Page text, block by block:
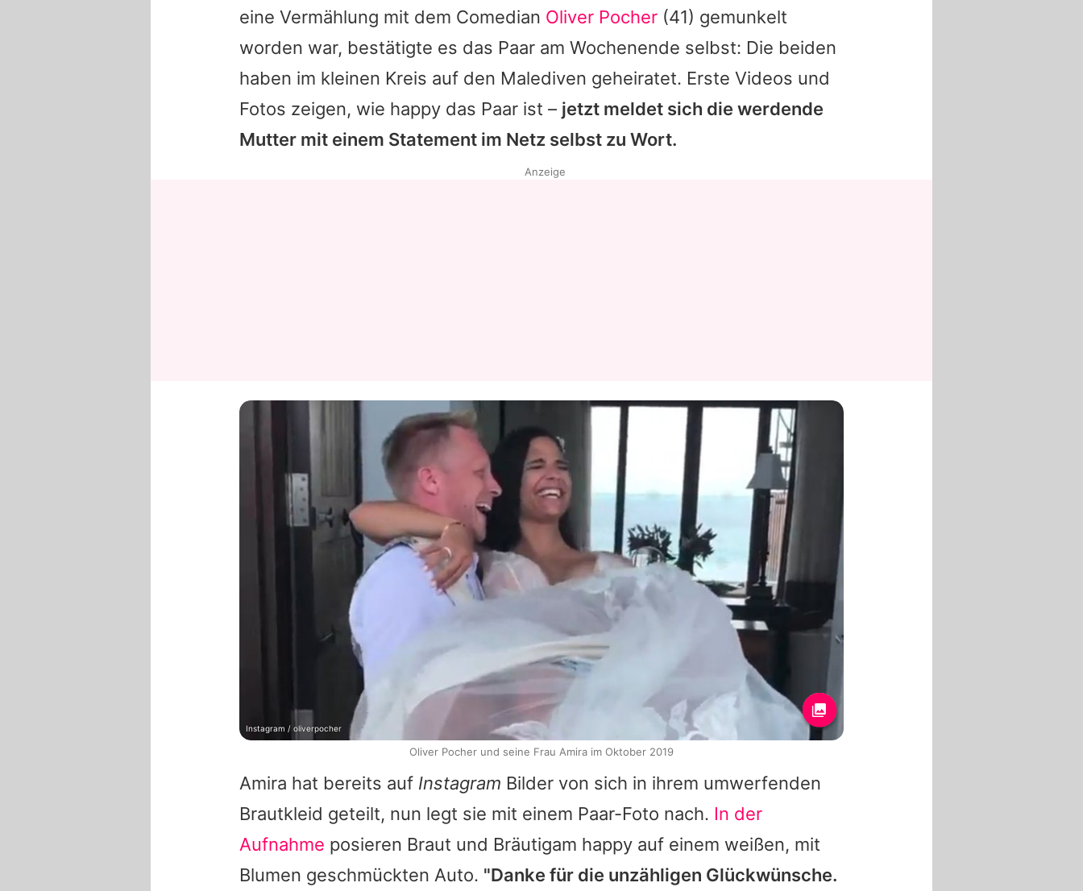
eine Vermählung mit dem Comedian Oliver Pocher (41) gemunkelt
worden war, bestätigte es das Paar am Wochenende selbst: Die beiden
haben im kleinen Kreis auf den Malediven geheiratet. Erste Videos und
Fotos zeigen, wie happy das Paar ist – jetzt meldet sich die werdende
Mutter mit einem Statement im Netz selbst zu Wort.
Amira hat bereits auf Instagram Bilder von sich in ihrem umwerfenden
Brautkleid geteilt, nun legt sie mit einem Paar-Foto nach. In der
Aufnahme posieren Braut und Bräutigam happy auf einem weißen, mit
Blumen geschmückten Auto. "Danke für die unzähligen Glückwünsche.
Anzeige
Instagram / oliverpocher
Oliver Pocher und seine Frau Amira im Oktober 2019